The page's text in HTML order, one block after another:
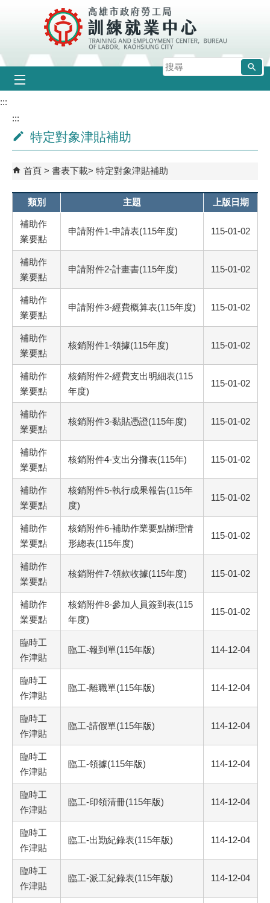
跳到主要內容區塊
搜
尋
:::
:::
特定對象津貼補助
首頁 書表下載 特定對象津貼補助
類別 主題 上版日期
補助作
業要點
申請附件1-申請表(115年度) 115-01-02
補助作
業要點
申請附件2-計畫書(115年度) 115-01-02
補助作
業要點
申請附件3-經費概算表(115年度) 115-01-02
補助作
業要點
核銷附件1-領據(115年度) 115-01-02
補助作
業要點
核銷附件2-經費支出明細表(115
年度)
115-01-02
補助作
業要點
核銷附件3-黏貼憑證(115年度) 115-01-02
補助作
業要點
核銷附件4-支出分攤表(115年) 115-01-02
補助作
業要點
核銷附件5-執行成果報告(115年
度)
115-01-02
補助作
業要點
核銷附件6-補助作業要點辦理情
形總表(115年度)
115-01-02
補助作
業要點
核銷附件7-領款收據(115年度) 115-01-02
補助作
業要點
核銷附件8-參加人員簽到表(115
年度)
115-01-02
臨時工
作津貼
臨工-報到單(115年版) 114-12-04
臨時工
作津貼
臨工-離職單(115年版) 114-12-04
臨時工
作津貼
臨工-請假單(115年版) 114-12-04
臨時工
作津貼
臨工-領據(115年版) 114-12-04
臨時工
作津貼
臨工-印領清冊(115年版) 114-12-04
臨時工
作津貼
臨工-出勤紀錄表(115年版) 114-12-04
臨時工
作津貼
臨工-派工紀錄表(115年版) 114-12-04